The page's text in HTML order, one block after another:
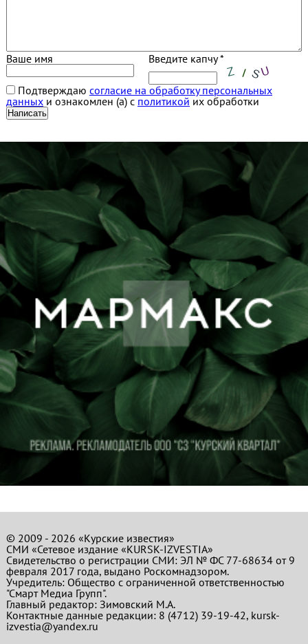
Ваше имя Введите капчу *
Подтверждаю согласие на обработку персональных
данныхи ознакомлен (а) с политикой их обработки
© 2009 - 2026 «Курские известия»
СМИ «Сетевое издание «KURSK-IZVESTIA»
Свидетельство о регистрации СМИ: ЭЛ № ФС 77-68634 от 9
февраля 2017 года, выдано Роскомнадзором.
Учредитель: Общество с ограниченной ответственностью
"Смарт Медиа Групп".
Главный редактор:Зимовский М.А.
Контактные данные редакции: 8 (4712) 39-19-42, kursk-
izvestia@yandex.ru